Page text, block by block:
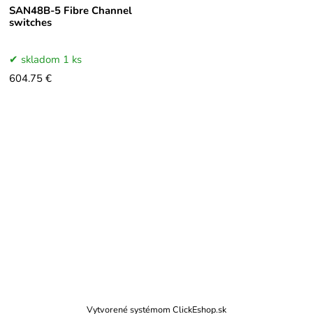
SAN48B-5 Fibre Channel
switches
skladom 1 ks
604.75 €
Vytvorené systémom ClickEshop.sk